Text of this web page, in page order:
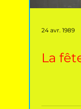
24 avr. 1989
La